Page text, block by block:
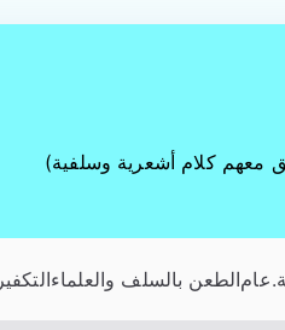
معهم كلام أشعرية وسلفية)
.عامالطعن بالسلف والعلماءالتكفير